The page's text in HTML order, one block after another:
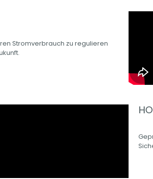
Stromverbrauch zu regulieren